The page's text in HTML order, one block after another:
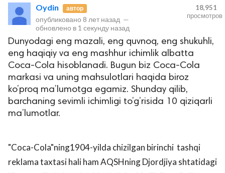
защищены.
Oydin автор
опубликовано 8 лет назад —
обновлено в 1 секунду назад
18,951
просмотров
Dunyodagi eng mazali, eng quvnoq, eng shukuhli,
eng haqiqiy va eng mashhur ichimlik albatta
Coca-Cola hisoblanadi. Bugun biz Coca-Cola
markasi va uning mahsulotlari haqida biroz
ko’proq ma’lumotga egamiz. Shunday qilib,
barchaning sevimli ichimligi to’g’risida 10 qiziqarli
ma’lumotlar.
"Coca-Cola"ning1904-yilda chizilgan birinchi tashqi
reklama taxtasi hali ham AQSHning Djordjiya shtatidagi